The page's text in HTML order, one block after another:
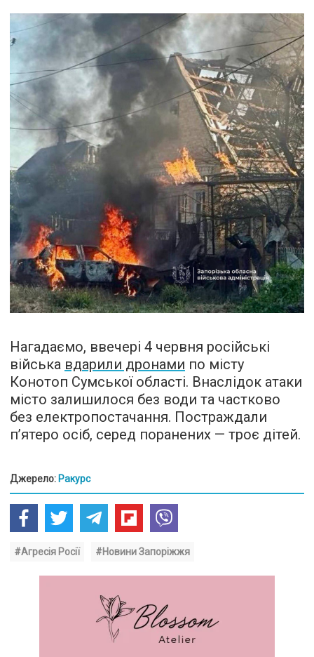
Нагадаємо, ввечері 4 червня російські
війська вдарили дронами по місту
Конотоп Сумської області. Внаслідок атаки
місто залишилося без води та частково
без електропостачання. Постраждали
п’ятеро осіб, серед поранених — троє дітей.
Джерело: Ракурс
#Агресія Росії #Новини Запоріжжя